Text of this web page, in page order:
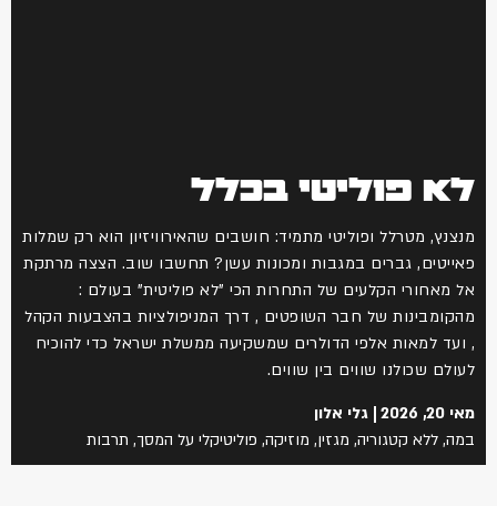
לא פוליטי בכלל
מנצנץ, מטרלל ופוליטי מתמיד: חושבים שהאירוויזיון הוא רק שמלות
פאייטים, גברים במגבות ומכונות עשן? תחשבו שוב. הצצה מרתקת
אל מאחורי הקלעים של התחרות הכי "לא פוליטית" בעולם :
מהקומבינות של חבר השופטים , דרך המניפולציות בהצבעות הקהל
, ועד למאות אלפי הדולרים שמשקיעה ממשלת ישראל כדי להוכיח
לעולם שכולנו שווים בין שווים.
מאי 20, 2026
גלי אלון
במה, ללא קטגוריה, מגזין, מוזיקה, פוליטיקלי על המסך, תרבות